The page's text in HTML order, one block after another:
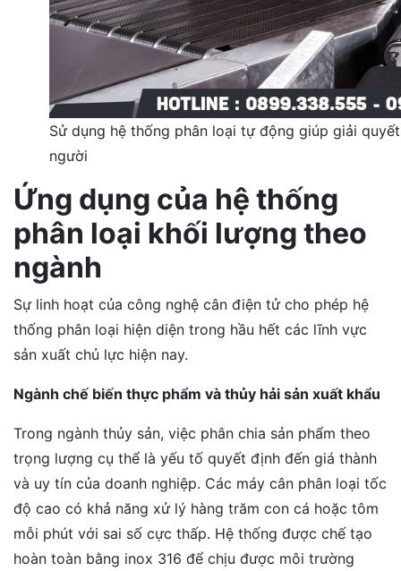
Sử dụng hệ thống phân loại tự động giúp giải
người
Ứng dụng của hệ thống
phân loại khối lượng theo
ngành
Sự linh hoạt của công nghệ cân điện tử cho phép hệ
thống phân loại hiện diện trong hầu hết các lĩnh vực
sản xuất chủ lực hiện nay.
Ngành chế biến thực phẩm và thủy hải sản xuất khẩu
Trong ngành thủy sản, việc phân chia sản phẩm theo
trọng lượng cụ thể là yếu tố quyết định đến giá thành
và uy tín của doanh nghiệp. Các máy cân phân loại tốc
độ cao có khả năng xử lý hàng trăm con cá hoặc tôm
mỗi phút với sai số cực thấp. Hệ thống được chế tạo
hoàn toàn bằng inox 316 để chịu được môi trường